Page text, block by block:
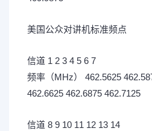
美国公众对讲机标准频点
信道 1 2 3 4 5 6 7
频率（MHz） 462.5625
462.6625 462.6875 462.7125
信道 8 9 10 11 12 13 14